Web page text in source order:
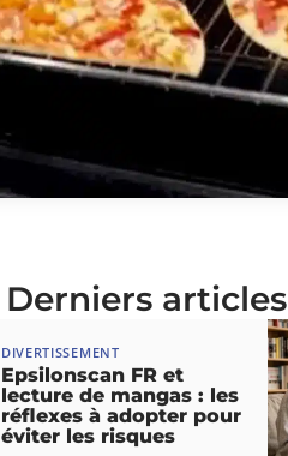
Derniers articles
DIVERTISSEMENT
Epsilonscan FR et
lecture de mangas : les
réflexes à adopter pour
éviter les risques